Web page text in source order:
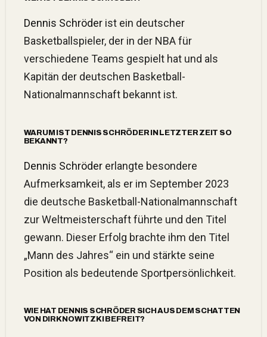
Dennis Schröderist ein deutscher
Basketballspieler, der in der NBA für
verschiedene Teams gespielt hat und als
Kapitän der deutschen Basketball-
Nationalmannschaft bekannt ist.
WARUM IST DENNIS SCHRÖDER IN LETZTER ZEIT SO
BEKANNT?
Dennis Schrödererlangte besondere
Aufmerksamkeit, als er im September 2023
die deutsche Basketball-Nationalmannschaft
zur Weltmeisterschaft führte und den Titel
gewann. Dieser Erfolg brachte ihm den Titel
„Mann des Jahres“ ein und stärkte seine
Position als bedeutende Sportpersönlichkeit.
WIE HAT DENNIS SCHRÖDER SICH AUS DEM SCHATTEN
VON DIRK NOWITZKI BEFREIT?